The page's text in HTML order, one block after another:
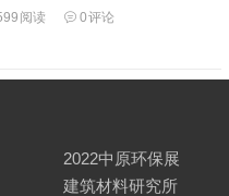
阅读 0评论
2022中原环保展
建筑材料研究所